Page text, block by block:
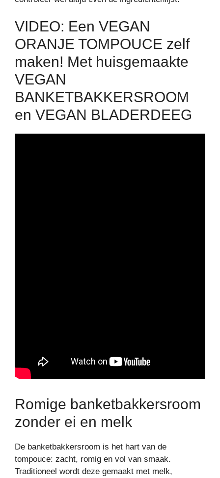
VIDEO: Een VEGAN
ORANJE TOMPOUCE zelf
maken! Met huisgemaakte
VEGAN
BANKETBAKKERSROOM
en VEGAN BLADERDEEG
Romige banketbakkersroom
zonder ei en melk
De banketbakkersroom is het hart van de
tompouce: zacht, romig en vol van smaak.
Traditioneel wordt deze gemaakt met melk,